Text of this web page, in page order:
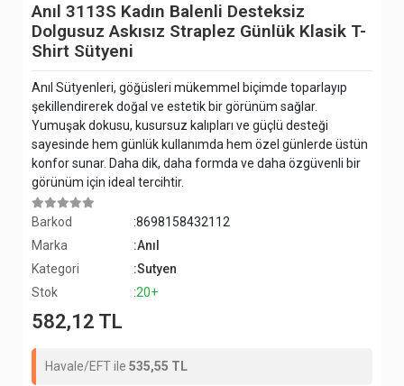
Anıl 3113S Kadın Balenli Desteksiz
Dolgusuz Askısız Straplez Günlük Klasik T-
Shirt Sütyeni
Anıl Sütyenleri, göğüsleri mükemmel biçimde toparlayıp
şekillendirerek doğal ve estetik bir görünüm sağlar.
Yumuşak dokusu, kusursuz kalıpları ve güçlü desteği
sayesinde hem günlük kullanımda hem özel günlerde üstün
konfor sunar. Daha dik, daha formda ve daha özgüvenli bir
görünüm için ideal tercihtir.
Barkod
:8698158432112
Marka
:Anıl
Kategori
:Sutyen
Stok
:20+
582,12 TL
Havale/EFT ile 535,55 TL